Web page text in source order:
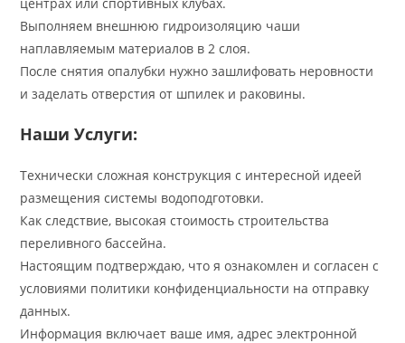
Выполняем внешнюю гидроизоляцию чаши
наплавляемым материалов в 2 слоя.
После снятия опалубки нужно зашлифовать неровности
и заделать отверстия от шпилек и раковины.
Наши Услуги:
Технически сложная конструкция с интересной идеей
размещения системы водоподготовки.
Как следствие, высокая стоимость строительства
переливного бассейна.
Настоящим подтверждаю, что я ознакомлен и согласен с
условиями политики конфиденциальности на отправку
данных.
Информация включает ваше имя, адрес электронной